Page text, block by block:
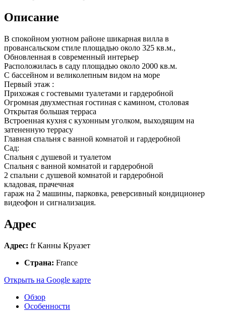
Описание
В спокойном уютном районе шикарная вилла в
провансальском стиле площадью около 325 кв.м.,
Обновленная в современный интерьер
Расположилась в саду площадью около 2000 кв.м.
С бассейном и великолепным видом на море
Первый этаж :
Прихожая с гостевыми туалетами и гардеробной
Огромная двухместная гостиная с камином, столовая
Открытая большая терраса
Встроенная кухня с кухонным уголком, выходящим на
затененную террасу
Главная спальня с ванной комнатой и гардеробной
Сад:
Спальня с душевой и туалетом
Спальня с ванной комнатой и гардеробной
2 спальни с душевой комнатой и гардеробной
кладовая, прачечная
гараж на 2 машины, парковка, реверсивный кондиционер
видеофон и сигнализация.
Адрес
Адрес: fr Канны Круазет
Страна: France
Открыть на Google карте
Обзор
Особенности